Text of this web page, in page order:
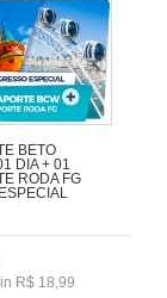
BETO
DIA + 01
RODA FG
R$ 18,99